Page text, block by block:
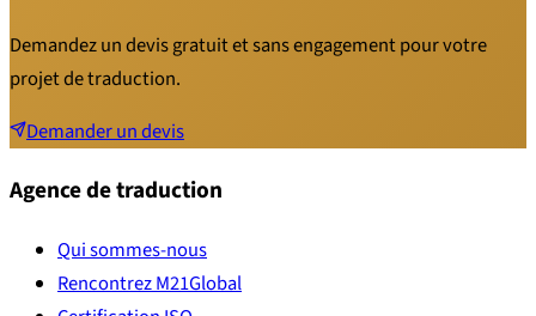
Demandez un devis gratuit et sans engagement pour votre
projet de traduction.
Demander un devis
Agence de traduction
Qui sommes-nous
Rencontrez M21Global